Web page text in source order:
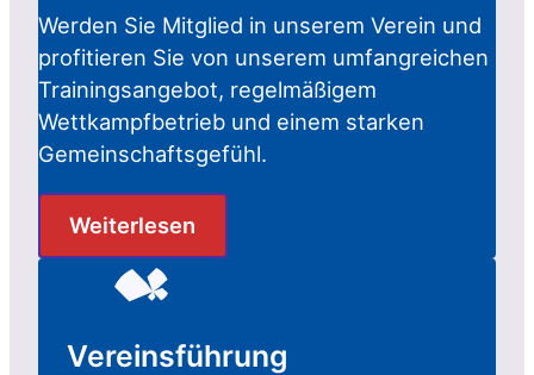
Werden Sie Mitglied in unserem Verein und
profitieren Sie von unserem umfangreichen
Trainingsangebot, regelmäßigem
Wettkampfbetrieb und einem starken
Gemeinschaftsgefühl.
Weiterlesen
Vereinsführung